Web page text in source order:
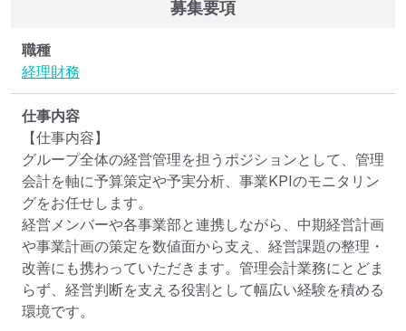
募集要項
職種
経理財務
仕事内容
【仕事内容】
グループ全体の経営管理を担うポジションとして、管理
会計を軸に予算策定や予実分析、事業KPIのモニタリン
グをお任せします。
経営メンバーや各事業部と連携しながら、中期経営計画
や事業計画の策定を数値面から支え、経営課題の整理・
改善にも携わっていただきます。管理会計業務にとどま
らず、経営判断を支える役割として幅広い経験を積める
環境です。